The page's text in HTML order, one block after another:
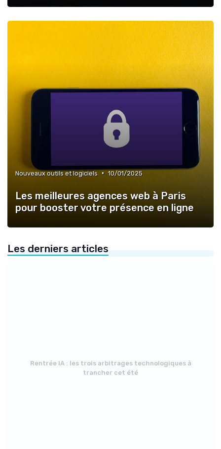
Nouveaux outils et logiciels • 10/01/2025
Les meilleures agences web à Paris
pour booster votre présence en ligne
Les derniers articles
Rentrée IA : les trois arbitrages technologiques à
trancher cet été